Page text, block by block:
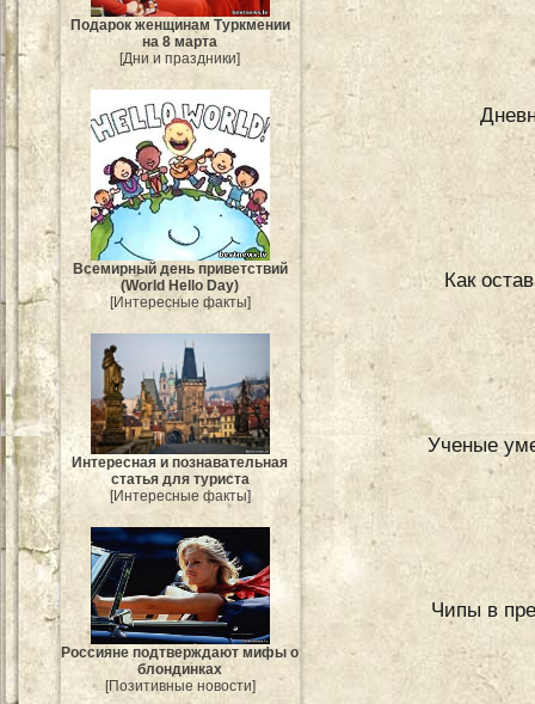
Подарок женщинам Туркмении
на 8 марта
[Дни и праздники]
Всемирный день приветствий
(World Hello Day)
[Интересные факты]
Интересная и познавательная
статья для туриста
[Интересные факты]
Россияне подтверждают мифы о
блондинках
[Позитивные новости]
Как
Ученые
Чипы в